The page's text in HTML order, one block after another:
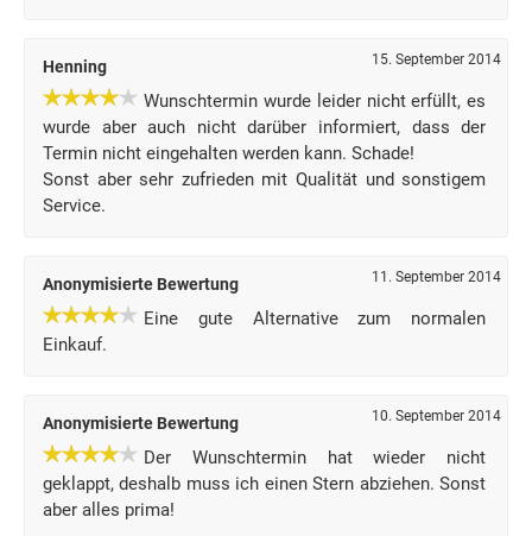
Henning 15. September 2014
Wunschtermin wurde leider nicht erfüllt, es
wurde aber auch nicht darüber informiert, dass der
Termin nicht eingehalten werden kann. Schade!
Sonst aber sehr zufrieden mit Qualität und sonstigem
Service.
Anonymisierte Bewertung 11. September 2014
Eine gute Alternative zum normalen
Einkauf.
Anonymisierte Bewertung 10. September 2014
Der Wunschtermin hat wieder nicht
geklappt, deshalb muss ich einen Stern abziehen. Sonst
aber alles prima!